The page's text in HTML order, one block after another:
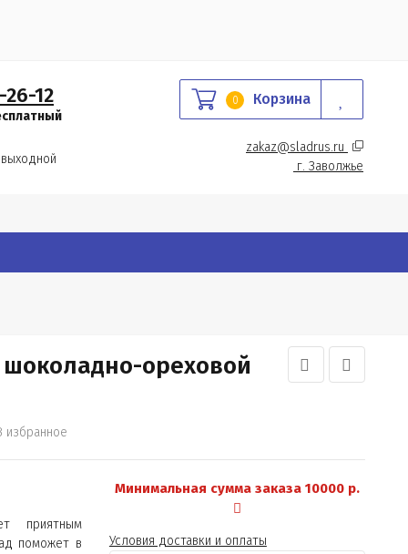
12 0 Корзина
zakaz@sladrus.ru
г. Заволжье
ореховой
избранное
приятным
поможет в
Минимальная сумма заказа 10000 р.
Условия доставки и оплаты